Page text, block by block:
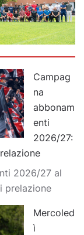
Campag
na
abbonam
enti
2026/27:
2026/27 al
prelazione
Mercoled
ì